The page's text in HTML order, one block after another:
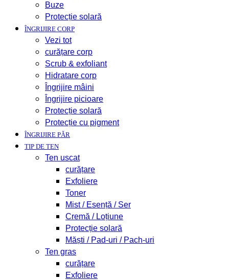
Buze
Protecție solară
ÎNGRIJIRE CORP
Vezi tot
curățare corp
Scrub & exfoliant
Hidratare corp
Îngrijire mâini
Îngrijire picioare
Protecție solară
Protecție cu pigment
ÎNGRIJIRE PĂR
TIP DE TEN
Ten uscat
curățare
Exfoliere
Toner
Mist / Esență / Ser
Cremă / Loțiune
Protecție solară
Măști / Pad-uri / Pach-uri
Ten gras
curățare
Exfoliere